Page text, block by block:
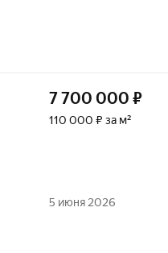
7 700 000 ₽
110 000 ₽ за м²
5 июня 2026